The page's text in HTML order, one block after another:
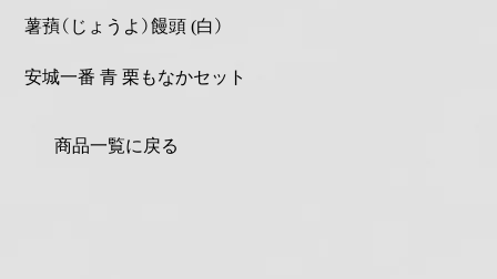
薯蕷（じょうよ）饅頭 (白）
安城一番 青 栗もなかセット
商品一覧に戻る